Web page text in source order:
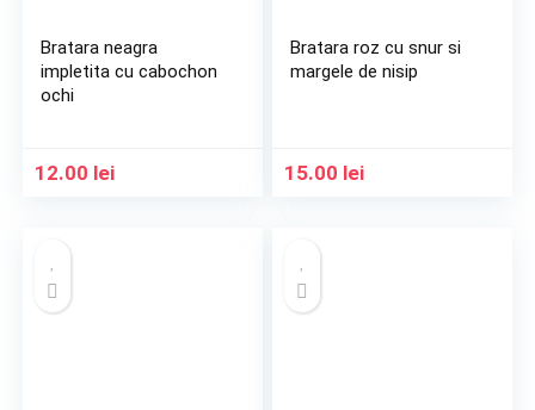
Bratara neagra
impletita cu cabochon
ochi
12.00 lei
Bratara roz cu snur si
margele de nisip
15.00 lei